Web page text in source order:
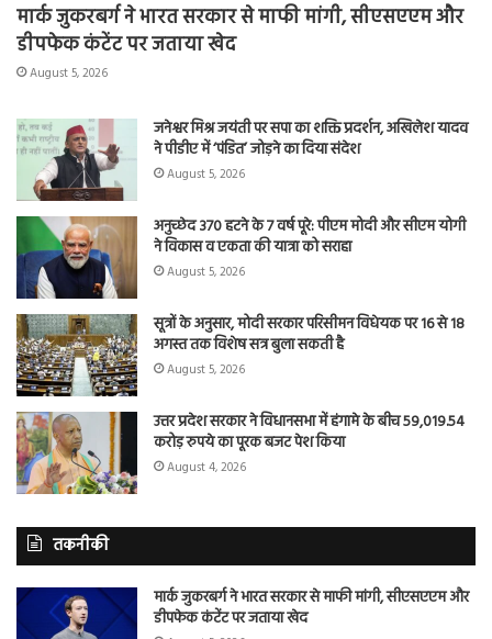
मार्क जुकरबर्ग ने भारत सरकार से माफी मांगी, सीएसएएम और
डीपफेक कंटेंट पर जताया खेद
August 5, 2026
जनेश्वर मिश्र जयंती पर सपा का शक्ति प्रदर्शन, अखिलेश यादव
ने पीडीए में ‘पंडित’ जोड़ने का दिया संदेश
August 5, 2026
अनुच्छेद 370 हटने के 7 वर्ष पूरे: पीएम मोदी और सीएम योगी
ने विकास व एकता की यात्रा को सराहा
August 5, 2026
सूत्रों के अनुसार, मोदी सरकार परिसीमन विधेयक पर 16 से 18
अगस्त तक विशेष सत्र बुला सकती है
August 5, 2026
उत्तर प्रदेश सरकार ने विधानसभा में हंगामे के बीच 59,019.54
करोड़ रुपये का पूरक बजट पेश किया
August 4, 2026
तकनीकी
मार्क जुकरबर्ग ने भारत सरकार से माफी मांगी, सीएसएएम और
डीपफेक कंटेंट पर जताया खेद